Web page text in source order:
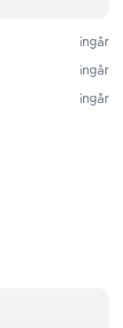
ingår
ingår
ingår